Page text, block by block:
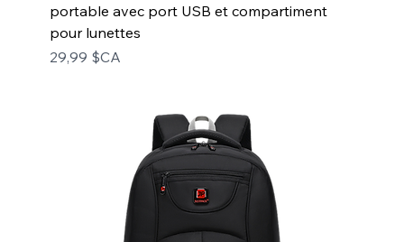
portable avec port USB et compartiment
pour lunettes
Prix
29,99 $CA